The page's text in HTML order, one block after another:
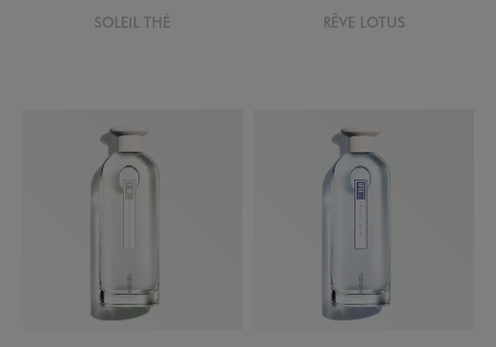
SOLEIL THÉ RÊVE LOTUS